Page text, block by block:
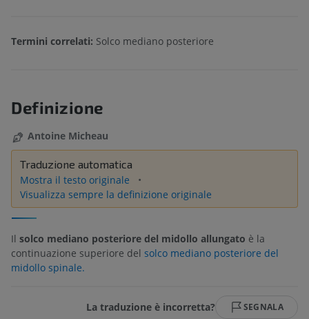
Termini correlati: Solco mediano posteriore
Definizione
Antoine Micheau
Traduzione automatica
Mostra il testo originale
Visualizza sempre la definizione originale
Il solco mediano posteriore del midollo allungato è la
continuazione superiore del solco mediano posteriore del
midollo spinale.
La traduzione è incorretta? SEGNALA